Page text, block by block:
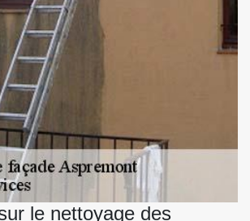
le nettoyage des